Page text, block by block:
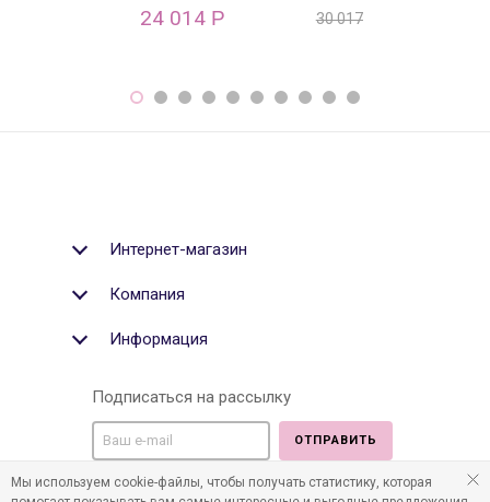
24 014 Р 30 017
Интернет-магазин
Компания
Информация
Подписаться на рассылку
ОТПРАВИТЬ
Мы используем cookie-файлы, чтобы получать статистику, которая